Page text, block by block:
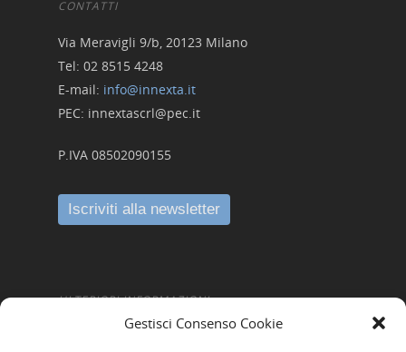
Gestisci Consenso Cookie
CONTATTI
Via Meravigli 9/b, 20123 Milano
Tel: 02 8515 4248
E-mail: info@innexta.it
PEC: innextascrl@pec.it
P.IVA 08502090155
ULTERIORI INFORMAZIONI